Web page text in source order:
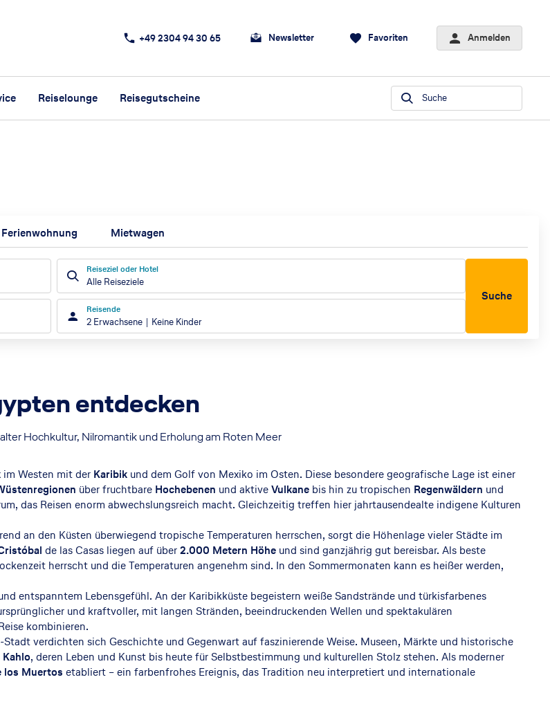
+49 2304 94 30 65 Newsletter Favoriten Anmelden
Reiselounge Reisegutscheine Suche
Ferienwohnung Mietwagen
Reiseziel oder Hotel
Alle Reiseziele
Reisende
2 Erwachsene Keine Kinder
Suche
entdecken
Hochkultur, Nilromantik und Erholung am Roten Meer
im Westen mit der Karibik und dem Golf von Mexiko im Osten. Diese besondere geografische Lage ist einer
über fruchtbare Hochebenen und aktiveVulkane bis hin zu tropischen Regenwäldern und
das Reisen enorm abwechslungsreich macht. Gleichzeitig treffen hier jahrtausendealte indigene Kulturen
an den Küsten überwiegend tropische Temperaturen herrschen, sorgt die Höhenlage vieler Städte im
de las Casas liegen auf über2.000 Metern Höhe und sind ganzjährig gut bereisbar. Als beste
herrscht und die Temperaturen angenehm sind. In den Sommermonaten kann es heißer werden,
entspanntem Lebensgefühl. An der Karibikküste begeistern weiße Sandstrände und türkisfarbenes
und kraftvoller, mit langen Stränden, beeindruckenden Wellen und spektakulären
kombinieren.
verdichten sich Geschichte und Gegenwart auf faszinierende Weise. Museen, Märkte und historische
, deren Leben und Kunst bis heute für Selbstbestimmung und kulturellen Stolz stehen. Als moderner
los Muertos etabliert – ein farbenfrohes Ereignis, das Tradition neu interpretiert und internationale